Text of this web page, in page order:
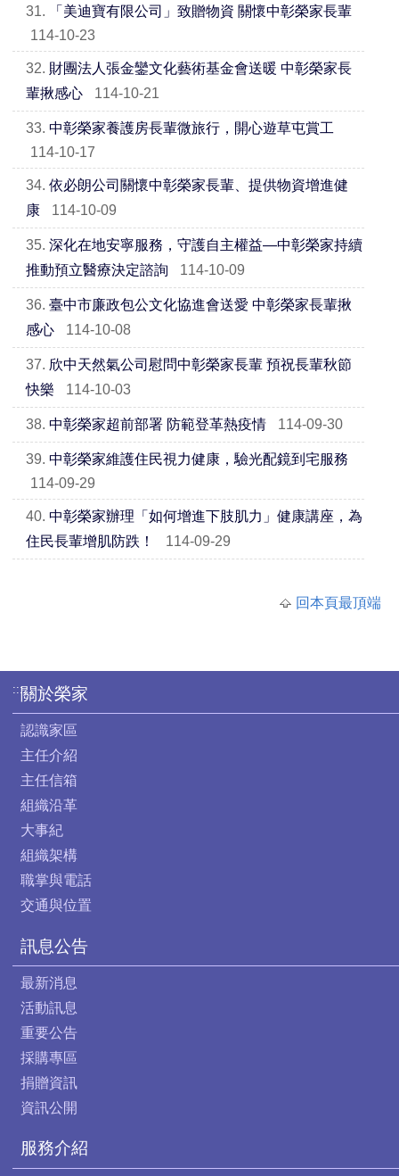
31.
「美迪寶有限公司」致贈物資 關懷中彰榮家長輩
114-10-23
32. 財團法人張金鑾文化藝術基金會送暖 中彰榮家長
輩揪感心
114-10-21
33. 中彰榮家養護房長輩微旅行，開心遊草屯賞工
114-10-17
34. 依必朗公司關懷中彰榮家長輩、提供物資增進健
康
114-10-09
35. 深化在地安寧服務，守護自主權益—中彰榮家持續
推動預立醫療決定諮詢
114-10-09
36. 臺中市廉政包公文化協進會送愛 中彰榮家長輩揪
感心
114-10-08
37. 欣中天然氣公司慰問中彰榮家長輩 預祝長輩秋節
快樂
114-10-03
38. 中彰榮家超前部署 防範登革熱疫情 114-09-30
39. 中彰榮家維護住民視力健康，驗光配鏡到宅服務
114-09-29
40. 中彰榮家辦理「如何增進下肢肌力」健康講座，為
住民長輩增肌防跌！
114-09-29
回本頁最頂端
:::關於榮家
認識家區
主任介紹
主任信箱
組織沿革
大事紀
組織架構
職掌與電話
交通與位置
訊息公告
最新消息
活動訊息
重要公告
採購專區
捐贈資訊
資訊公開
服務介紹